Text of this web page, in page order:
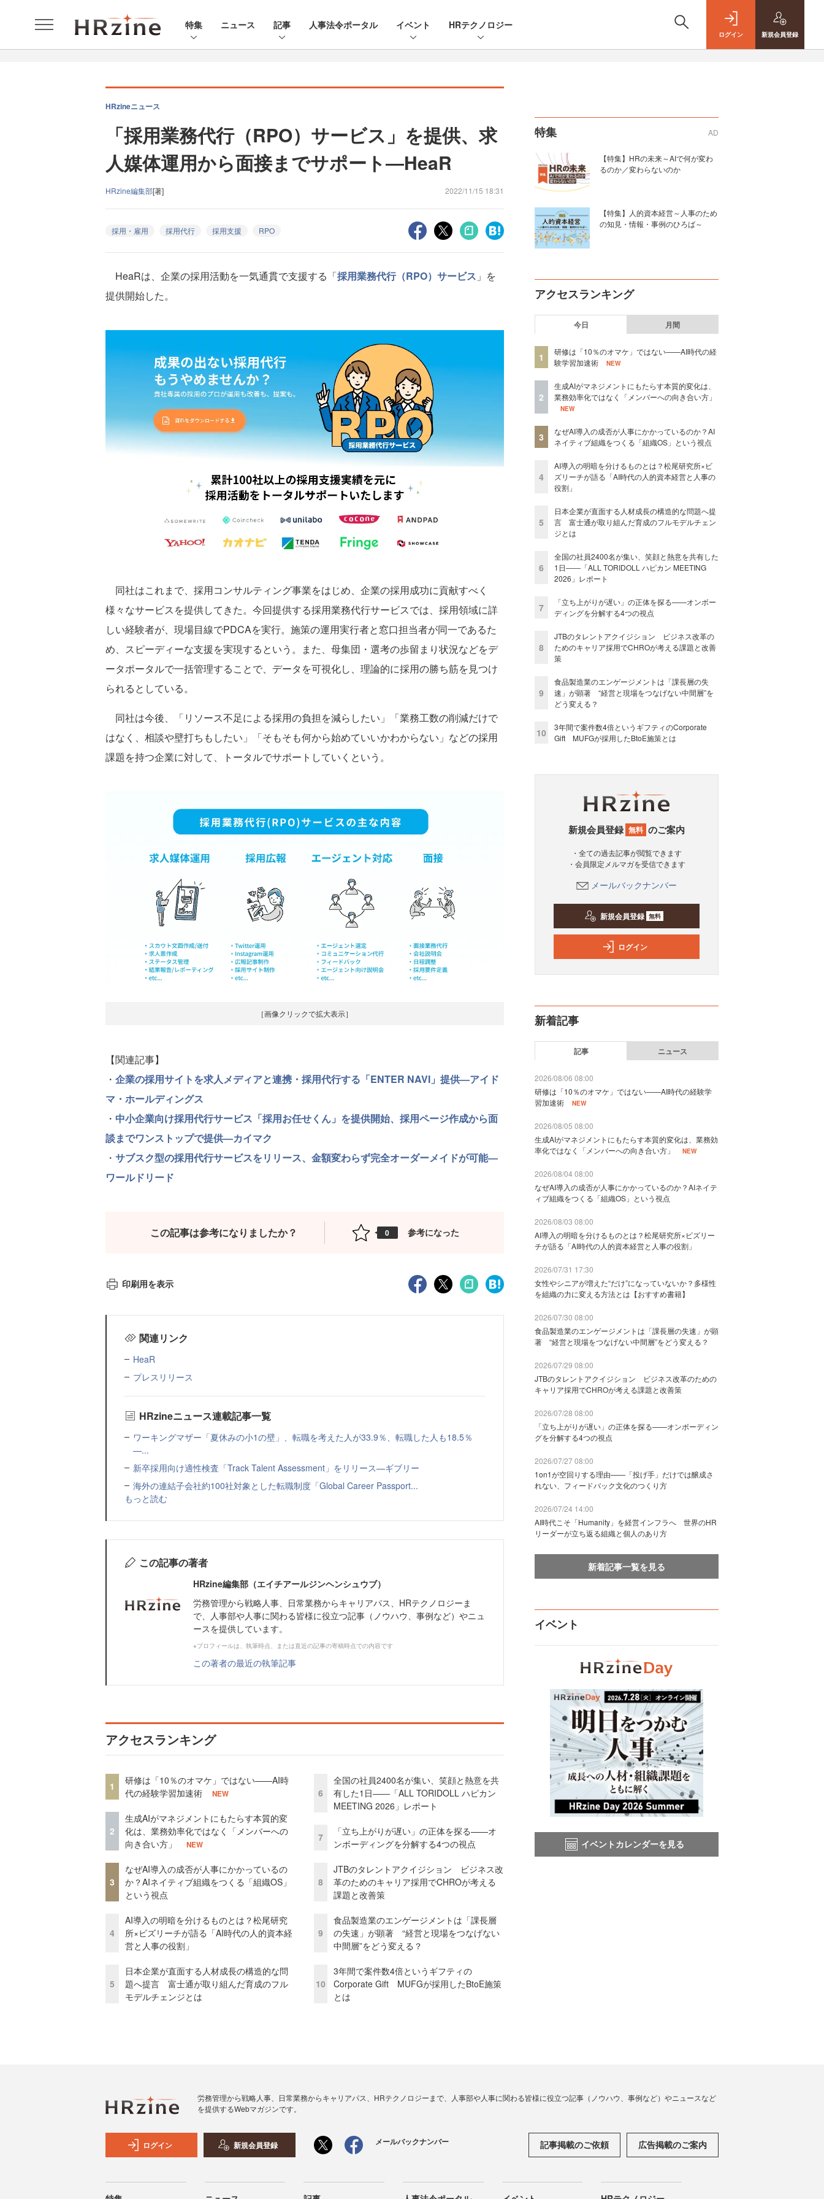
特集 ニュース 記事 人事法令ポータル イベント HRテクノロジー
ログイン 新規会員登録
HRzineニュース
「採⽤業務代⾏（RPO）サービス」を提供、求
人媒体運用から面接までサポート―HeaR
HRzine編集部[著] 2022/11/15 18:31
採用・雇用 採用代行 採用支援 RPO
HeaRは、企業の採用活動を一気通貫で支援する「採⽤業務代⾏（RPO）サービス 」を
提供開始した。
同社はこれまで、採用コンサルティング事業をはじめ、企業の採用成功に貢献すべく
様々なサービスを提供してきた。今回提供する採⽤業務代⾏サービスでは、採⽤領域に詳
しい経験者が、現場⽬線でPDCAを実⾏。施策の運⽤実⾏者と窓⼝担当者が同⼀であるた
め、スピーディーな支援を実現するという。また、母集団・選考の歩留まり状況などをデ
ータポータルで一括管理することで、データを可視化し、理論的に採用の勝ち筋を見つけ
られるとしている。
同社は今後、「リソース不足による採用の負担を減らしたい」「業務工数の削減だけで
はなく、相談や壁打ちもしたい」「そもそも何から始めていいかわからない」などの採用
課題を持つ企業に対して、トータルでサポートしていくという。
［画像クリックで拡大表示］
【関連記事】
・ 企業の採用サイトを求人メディアと連携・採用代行する「ENTER NAVI」提供―アイド
マ・ホールディングス
・ 中小企業向け採用代行サービス「採用お任せくん」を提供開始、採用ページ作成から面
談までワンストップで提供―カイマク
・ サブスク型の採用代行サービスをリリース、金額変わらず完全オーダーメイドが可能―
ワールドリード
この記事は参考になりましたか？ 0 参考になった
印刷用を表示
関連リンク
HeaR
プレスリリース
HRzineニュース連載記事一覧
ワーキングマザー「夏休みの小1の壁」、転職を考えた人が33.9％、転職した人も18.5％
—...
新卒採用向け適性検査「Track Talent Assessment」をリリース—ギブリー
海外の連結子会社約100社対象とした転職制度「Global Career Passport...
もっと読む
この記事の著者
HRzine編集部（エイチアールジンヘンシュウブ）
労務管理から戦略人事、日常業務からキャリアパス、HRテクノロジーま
で、人事部や人事に関わる皆様に役立つ記事（ノウハウ、事例など）やニュ
ースを提供しています。
※プロフィールは、執筆時点、または直近の記事の寄稿時点での内容です
この著者の最近の執筆記事
アクセスランキング
1
研修は「10％のオマケ」ではない——AI時
代の経験学習加速術
NEW
2
生成AIがマネジメントにもたらす本質的変
化は、業務効率化ではなく「メンバーへの
向き合い方」
NEW
3
なぜAI導入の成否が人事にかかっているの
か？AIネイティブ組織をつくる「組織OS」
という視点
4
AI導入の明暗を分けるものとは？松尾研究
所×ビズリーチが語る「AI時代の人的資本経
営と人事の役割」
5
日本企業が直面する人材成長の構造的な問
題へ提言 富士通が取り組んだ育成のフル
モデルチェンジとは
6
全国の社員2400名が集い、笑顔と熱意を共
有した1日――「ALL TORIDOLL ハピカン
MEETING 2026」レポート
7
「立ち上がりが遅い」の正体を探る——オ
ンボーディングを分解する4つの視点
8
JTBのタレントアクイジション ビジネス改
革のためのキャリア採用でCHROが考える
課題と改善策
9
食品製造業のエンゲージメントは「課長層
の失速」が顕著 “経営と現場をつなげない
中間層”をどう変える？
10
3年間で案件数4倍というギフティの
Corporate Gift MUFGが採用したBtoE施策
とは
特集 AD
【特集】HRの未来～AIで何が変わ
るのか／変わらないのか
【特集】人的資本経営～人事のため
の知見・情報・事例のひろば～
アクセスランキング
今日 月間
1
研修は「10％のオマケ」ではない——AI時代の経
験学習加速術
NEW
2
生成AIがマネジメントにもたらす本質的変化は、
業務効率化ではなく「メンバーへの向き合い方」
NEW
3
なぜAI導入の成否が人事にかかっているのか？AI
ネイティブ組織をつくる「組織OS」という視点
4
AI導入の明暗を分けるものとは？松尾研究所×ビ
ズリーチが語る「AI時代の人的資本経営と人事の
役割」
5
日本企業が直面する人材成長の構造的な問題へ提
言 富士通が取り組んだ育成のフルモデルチェン
ジとは
6
全国の社員2400名が集い、笑顔と熱意を共有した
1日――「ALL TORIDOLL ハピカン MEETING
2026」レポート
7
「立ち上がりが遅い」の正体を探る——オンボー
ディングを分解する4つの視点
8
JTBのタレントアクイジション ビジネス改革の
ためのキャリア採用でCHROが考える課題と改善
策
9
食品製造業のエンゲージメントは「課長層の失
速」が顕著 “経営と現場をつなげない中間層”を
どう変える？
10
3年間で案件数4倍というギフティのCorporate
Gift MUFGが採用したBtoE施策とは
新規会員登録 無料 のご案内
・全ての過去記事が閲覧できます
・会員限定メルマガを受信できます
メールバックナンバー
新規会員登録 無料
ログイン
新着記事
記事 ニュース
2026/08/06 08:00
研修は「10％のオマケ」ではない——AI時代の経験学
習加速術
NEW
2026/08/05 08:00
生成AIがマネジメントにもたらす本質的変化は、業務効
率化ではなく「メンバーへの向き合い方」
NEW
2026/08/04 08:00
なぜAI導入の成否が人事にかかっているのか？AIネイテ
ィブ組織をつくる「組織OS」という視点
2026/08/03 08:00
AI導入の明暗を分けるものとは？松尾研究所×ビズリー
チが語る「AI時代の人的資本経営と人事の役割」
2026/07/31 17:30
女性やシニアが増えた“だけ”になっていないか？多様性
を組織の力に変える方法とは【おすすめ書籍】
2026/07/30 08:00
食品製造業のエンゲージメントは「課長層の失速」が顕
著 “経営と現場をつなげない中間層”をどう変える？
2026/07/29 08:00
JTBのタレントアクイジション ビジネス改革のための
キャリア採用でCHROが考える課題と改善策
2026/07/28 08:00
「立ち上がりが遅い」の正体を探る——オンボーディン
グを分解する4つの視点
2026/07/27 08:00
1on1が空回りする理由——「投げ手」だけでは醸成さ
れない、フィードバック文化のつくり方
2026/07/24 14:00
AI時代こそ「Humanity」を経営インフラへ 世界のHR
リーダーが立ち返る組織と個人のあり方
新着記事一覧を見る
イベント
イベントカレンダーを見る
労務管理から戦略人事、日常業務からキャリアパス、HRテクノロジーまで、人事部や人事に関わる皆様に役立つ記事（ノウハウ、事例など）やニュースなど
を提供するWebマガジンです。
ログイン 新規会員登録 メールバックナンバー 記事掲載のご依頼 広告掲載のご案内